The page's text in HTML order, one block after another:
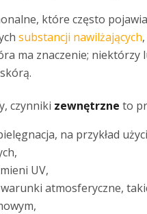
które często
substancji nawilżających
ma znaczenie; niektórzy
czynniki zewnętrzne to
na przykład
UV,
atmosferyczne,